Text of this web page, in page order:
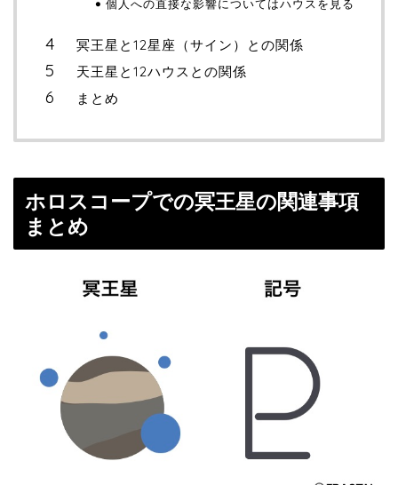
個人への直接な影響についてはハウスを見る
冥王星と12星座（サイン）との関係
天王星と12ハウスとの関係
まとめ
ホロスコープでの冥王星の関連事項
まとめ